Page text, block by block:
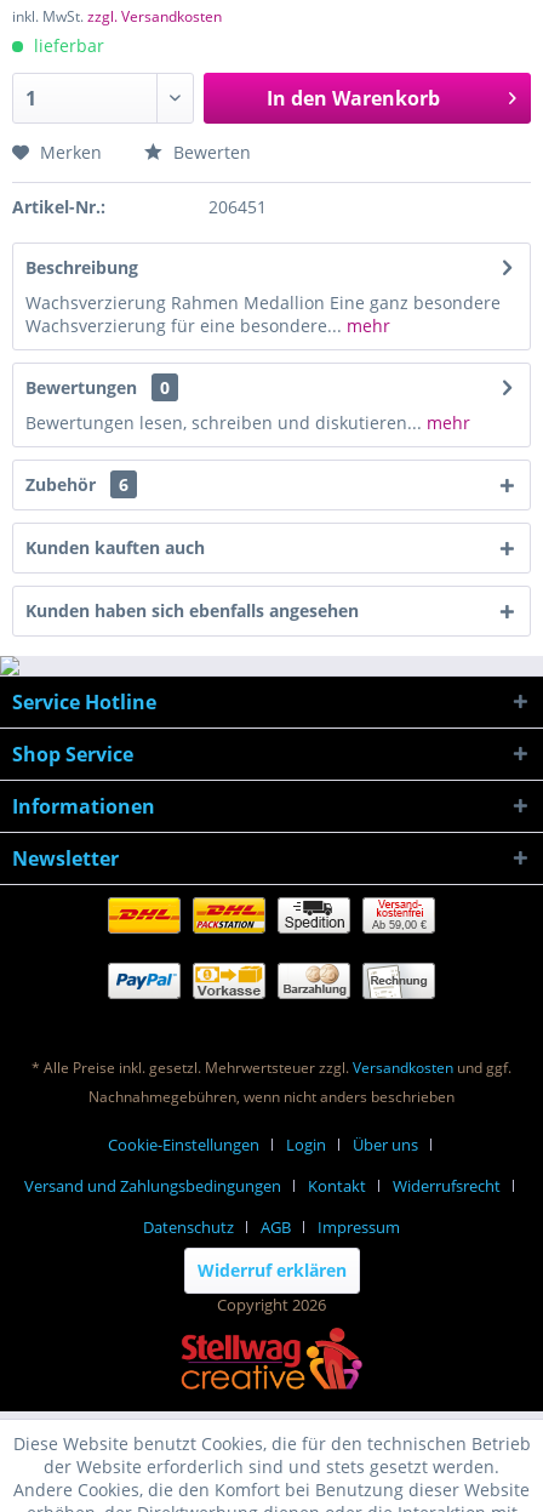
inkl. MwSt.zzgl. Versandkosten
lieferbar
In den Warenkorb
Merken Bewerten
Artikel-Nr.: 206451
Beschreibung
Wachsverzierung Rahmen Medallion Eine ganz besondere
Wachsverzierung für eine besondere... mehr
Bewertungen
0
Bewertungen lesen, schreiben und diskutieren... mehr
Zubehör 6
Kunden kauften auch
Kunden haben sich ebenfalls angesehen
Service Hotline
Shop Service
Informationen
Newsletter
Ab 59,00 €
* Alle Preise inkl. gesetzl. Mehrwertsteuer zzgl.Versandkosten und ggf.
Nachnahmegebühren, wenn nicht anders beschrieben
Cookie-Einstellungen Login
Über uns
Versand und Zahlungsbedingungen
Kontakt
Widerrufsrecht
Datenschutz
AGB Impressum
Widerruf erklären
Copyright 2026
Diese Website benutzt Cookies, die für den technischen Betrieb
der Website erforderlich sind und stets gesetzt werden.
Andere Cookies, die den Komfort bei Benutzung dieser Website